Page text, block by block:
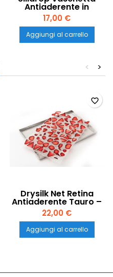
Antiaderente in
Silicone Tauro per
Essiccatori – 1 Pezzo
17,00 €
Aggiungi al carrello
>
<
Drysilk Net Retina
Antiaderente Tauro –
Set da 6 Pezzi per
Essiccatori
22,00 €
Aggiungi al carrello
favorite_border